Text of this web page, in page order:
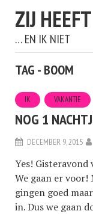
ZIJ
… EN IK NIET
TAG - BOOM
IK VAKANTIE
NOG 1
DECEMBER 9, 2015
Yes! Gisteravond
We gaan er voor!
gingen goed
in. Dus we gaan